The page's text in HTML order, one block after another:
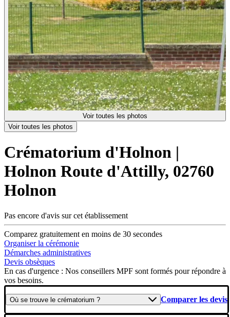
Voir toutes les photos
Voir toutes les photos
Crématorium d'Holnon |
Holnon Route d'Attilly, 02760
Holnon
Pas encore d'avis sur cet établissement
Comparez gratuitement en moins de 30 secondes
Organiser la cérémonie
Démarches administratives
Devis obsèques
En cas d'urgence : Nos conseillers MPF sont formés pour répondre à
vos besoins.
Où se trouve le crématorium ? Comparer les devis